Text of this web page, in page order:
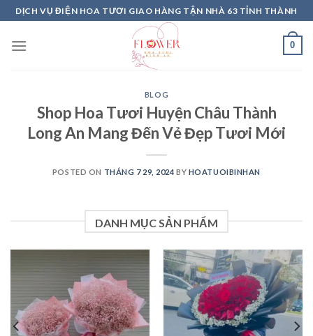
Skip
to
content
DỊCH VỤ ĐIỆN HOA TƯƠI GIAO HÀNG TẬN NHÀ 63 TỈNH THÀNH
0
BLOG
Shop Hoa Tươi Huyện Châu Thành
Long An Mang Đến Vẻ Đẹp Tươi Mới
POSTED ON THÁNG 7 29, 2024 BY HOATUOIBINHAN
DANH MỤC SẢN PHẨM